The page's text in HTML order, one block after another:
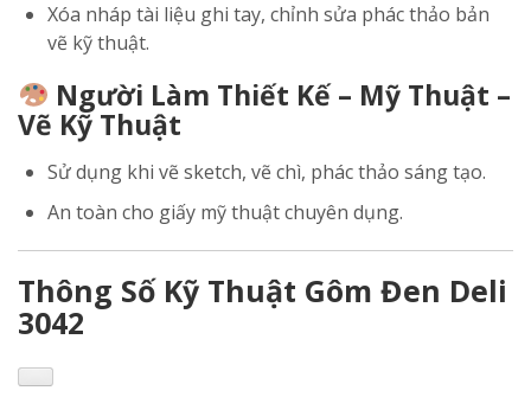
Xóa nháp tài liệu ghi tay, chỉnh sửa phác thảo bản
vẽ kỹ thuật.
Người Làm Thiết Kế – Mỹ Thuật –
Vẽ Kỹ Thuật
Sử dụng khi vẽ sketch, vẽ chì, phác thảo sáng tạo.
An toàn cho giấy mỹ thuật chuyên dụng.
Thông Số Kỹ Thuật Gôm Đen Deli
3042